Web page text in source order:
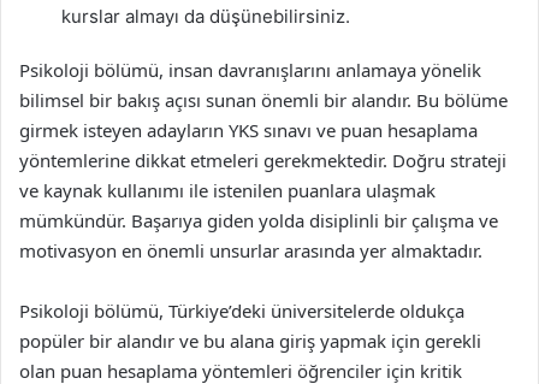
kurslar almayı da düşünebilirsiniz.
Psikoloji bölümü, insan davranışlarını anlamaya yönelik
bilimsel bir bakış açısı sunan önemli bir alandır. Bu bölüme
girmek isteyen adayların YKS sınavı ve puan hesaplama
yöntemlerine dikkat etmeleri gerekmektedir. Doğru strateji
ve kaynak kullanımı ile istenilen puanlara ulaşmak
mümkündür. Başarıya giden yolda disiplinli bir çalışma ve
motivasyon en önemli unsurlar arasında yer almaktadır.
Psikoloji bölümü, Türkiye’deki üniversitelerde oldukça
popüler bir alandır ve bu alana giriş yapmak için gerekli
olan puan hesaplama yöntemleri öğrenciler için kritik